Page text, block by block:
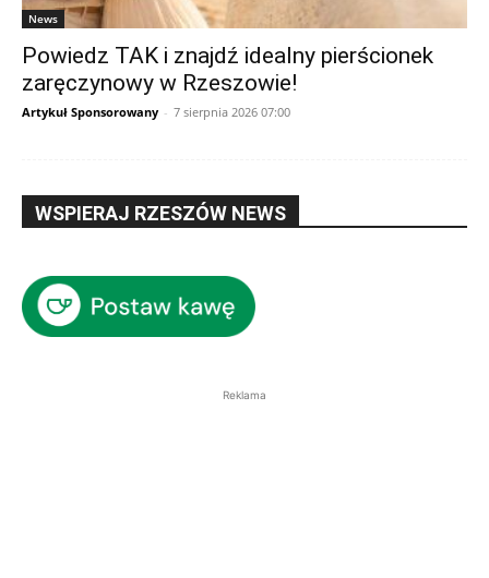
News
Powiedz TAK i znajdź idealny pierścionek
zaręczynowy w Rzeszowie!
Artykuł Sponsorowany - 7 sierpnia 2026 07:00
WSPIERAJ RZESZÓW NEWS
Reklama